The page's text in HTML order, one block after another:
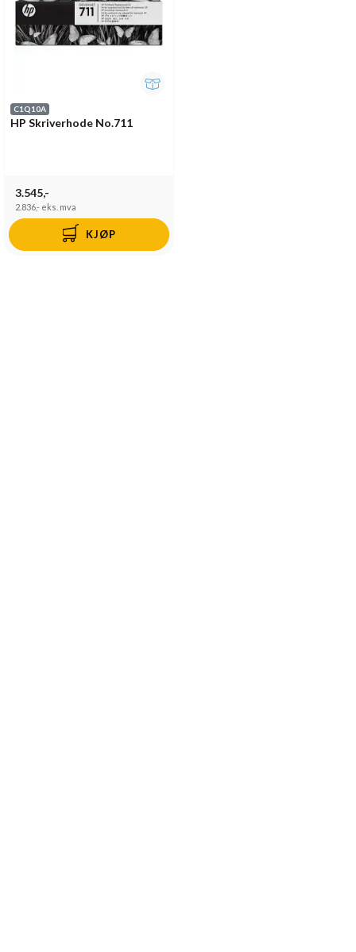
C1Q10A
HP Skriverhode No.711
3.545,-
2.836,- eks. mva
KJØP